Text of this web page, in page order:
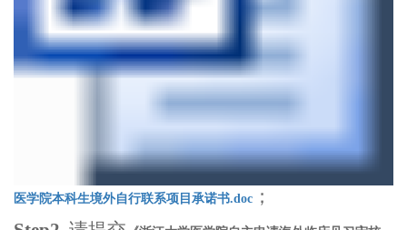
医学院本科生境外自行联系项目承诺书.doc ；